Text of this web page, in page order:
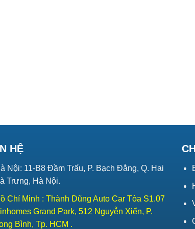
HỆ
Nội: 11-B8 Đầm Trấu, P. Bạch Đằng, Q. Hai
Trưng, Hà Nội.
Chí Minh : Thành Dũng Auto Car Tòa S1.07
Grand Park, 512 Nguyễn Xiển, P.
Bình, Tp. HCM .